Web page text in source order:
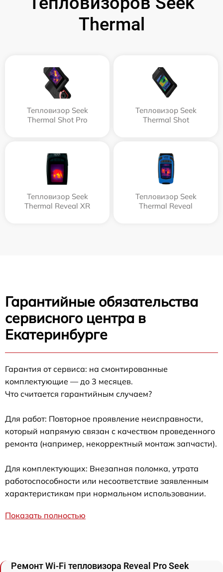
Thermal
Тепловизор Seek
Thermal Shot Pro
Тепловизор Seek
Thermal Shot
Тепловизор Seek
Thermal Reveal XR
Тепловизор Seek
Thermal Reveal
Гарантийные обязательства
сервисного центра в
Екатеринбурге
Гарантия от сервиса: на смонтированные
комплектующие — до 3 месяцев.
Что считается гарантийным случаем?
Для работ: Повторное проявление неисправности,
который напрямую связан с качеством проведенного
ремонта (например, некорректный монтаж запчасти).
Для комплектующих: Внезапная поломка, утрата
работоспособности или несоответствие заявленным
характеристикам при нормальном использовании.
Показать полностью
Ремонт Wi-Fi тепловизора Reveal Pro Seek